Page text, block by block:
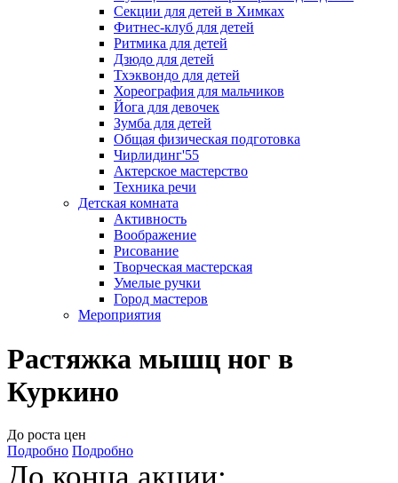
Секции для детей в Химках
Фитнес-клуб для детей
Ритмика для детей
Дзюдо для детей
Тхэквондо для детей
Хореография для мальчиков
Йога для девочек
Зумба для детей
Общая физическая подготовка
Чирлидинг'55
Актерское мастерство
Техника речи
Детская комната
Активность
Воображение
Рисование
Творческая мастерская
Умелые ручки
Город мастеров
Мероприятия
Растяжка мышц ног в
Куркино
До роста цен
Подробно Подробно